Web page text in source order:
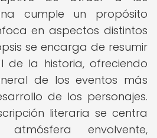
cumple un propósito
en aspectos distintos
se encarga de resumir
de la historia, ofreciendo
de los eventos más
de los personajes.
literaria se centra
envolvente,